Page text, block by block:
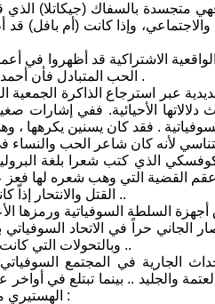
والاجتماعي، وإذا كانت (أم
الاشتراكية قد أظهروا في
الحب المتبادل فأن أحمد النعمان أظهر ، بشكل ما ، الكره المتبادل بين الفنان والسلطة التوليتارية .
عبر استرجاع الذاكرة
دلالاتها الأحيائية. ففي
الذي كتب شعرا بلغة
القتل والانتحار إذاّ كانا موضوعات غامرة بالنسبة للكتـّاب والفنانين وغيرهم من أصحاب الوعي ..
أجهزة السلطة السوفياتية
الجاني حراً في الاتحاد
وبالتحولات التي كانت الأرقام والإحصائيات الرقمية تغشها وتخدع المواطنين بمعطياتها الصورية ..
الجارية في المجتمع
والجليد .. بينما تبتلع في
الهستيري من المجرمين يسيرون قضيتهم كما يشاءون دون وازع من رقابة الشرطة :